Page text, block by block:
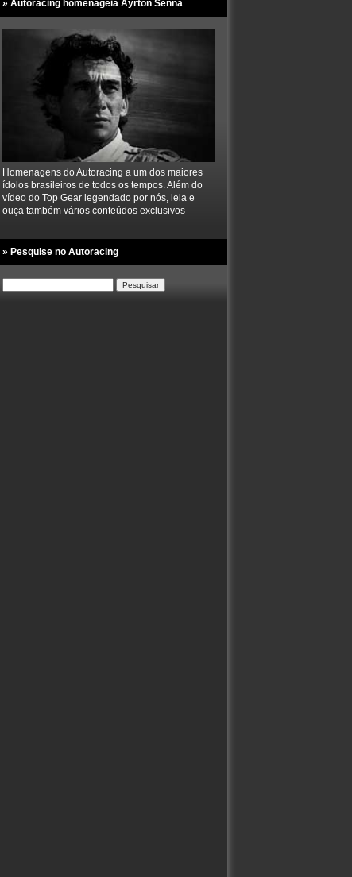
» Autoracing homenageia Ayrton Senna
Homenagens do Autoracing a um dos maiores
ídolos brasileiros de todos os tempos. Além do
vídeo do Top Gear legendado por nós, leia e
ouça também vários conteúdos exclusivos
» Pesquise no Autoracing
Pesquisar
por: